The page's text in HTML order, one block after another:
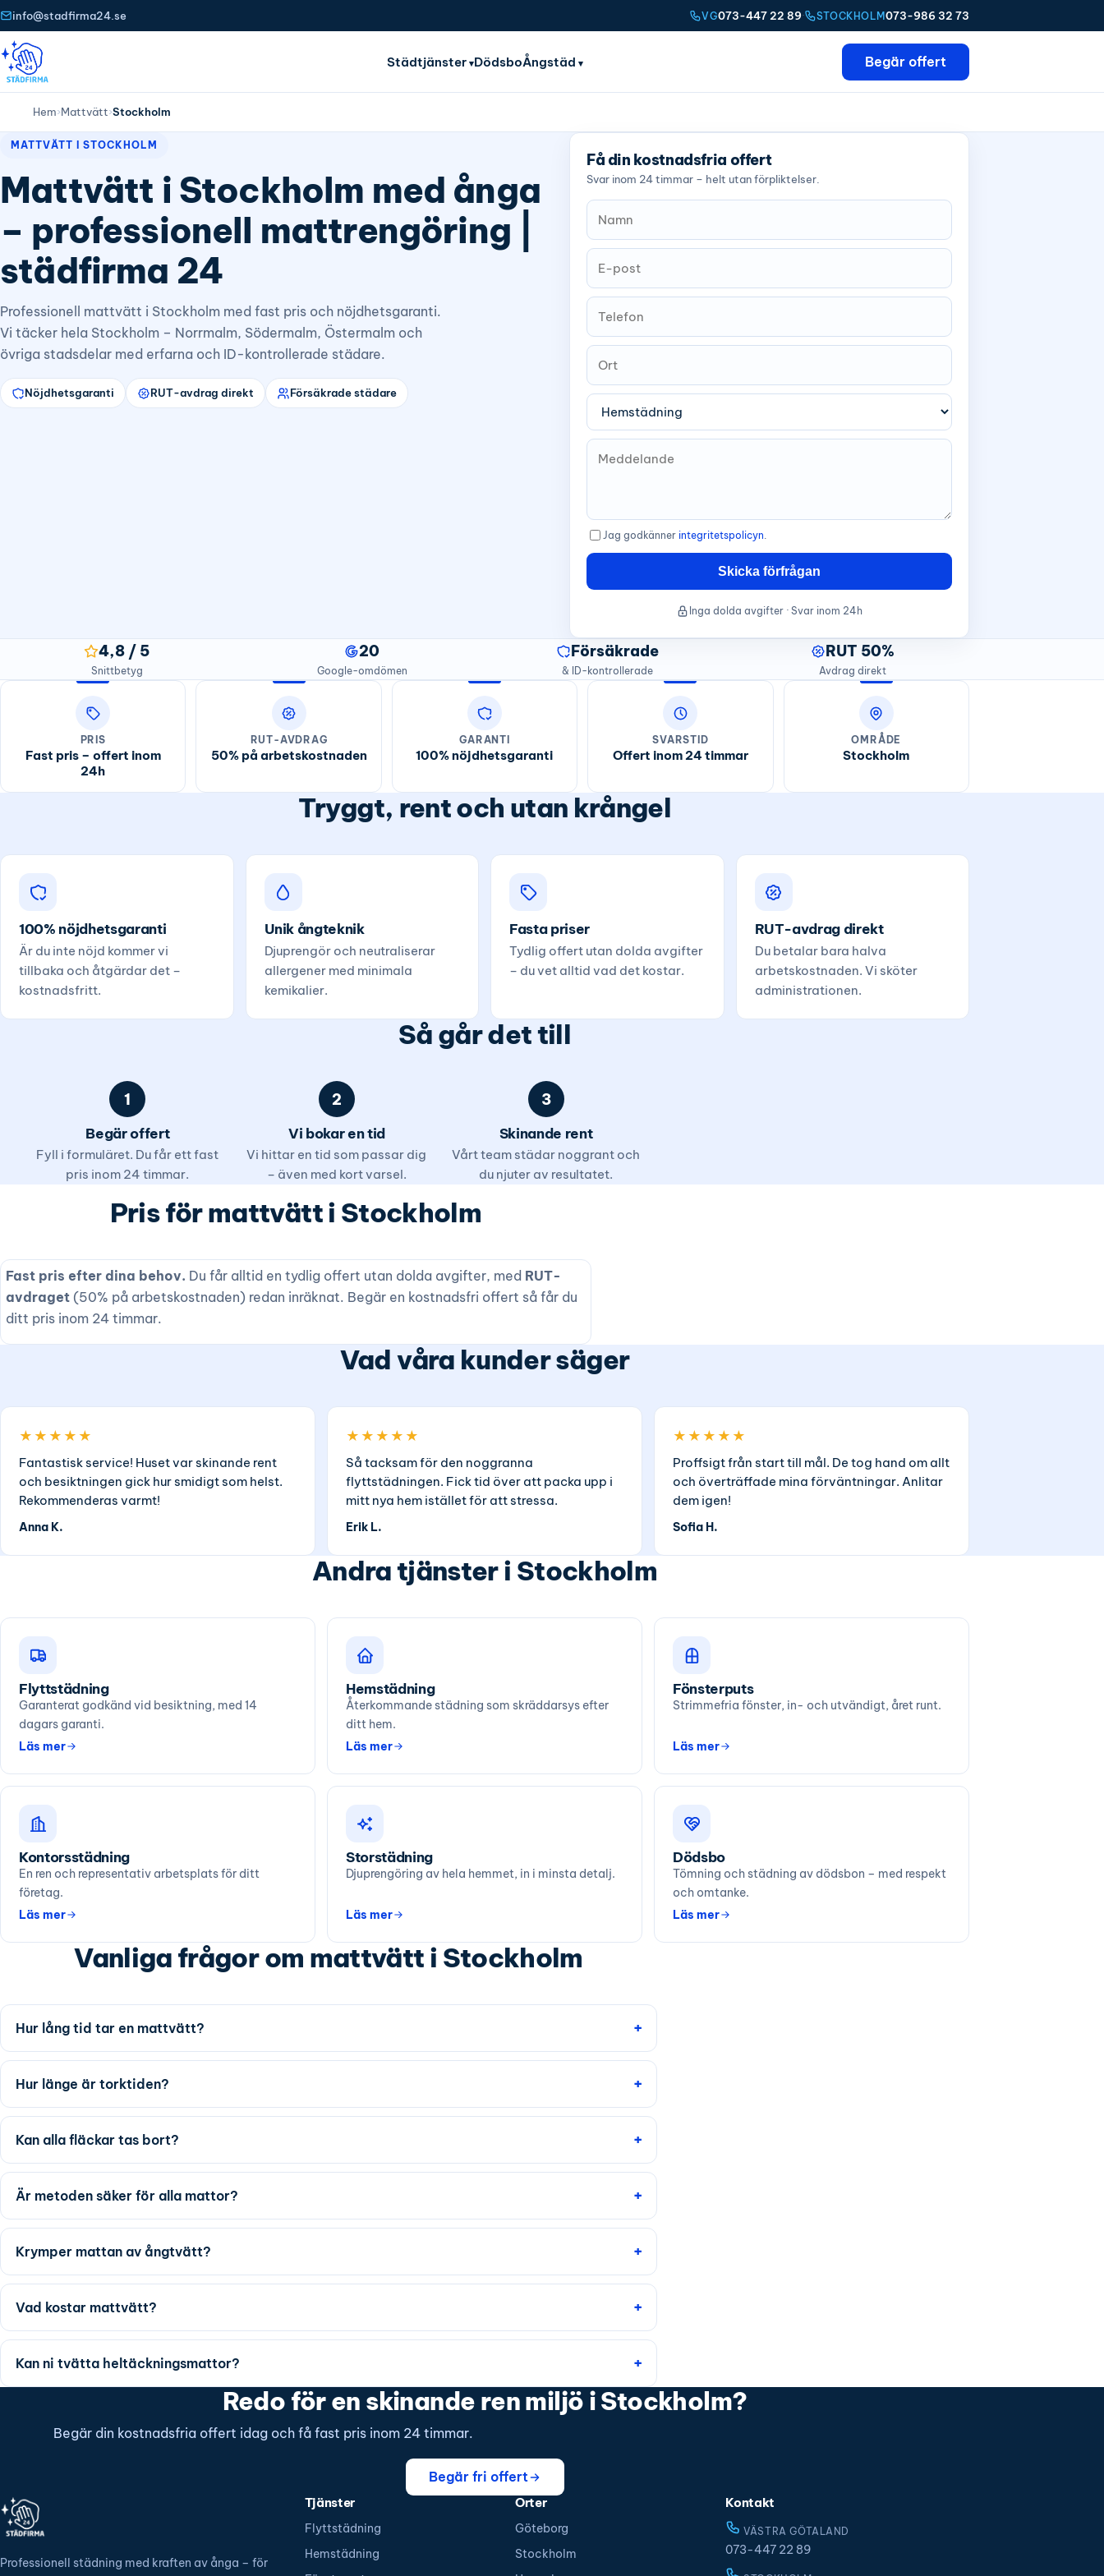
info@stadfirma24.se VG073-447 22 89· STOCKHOLM073-986 32 73
Städtjänster DödsboÅngstäd Begär offert
Hem›Mattvätt›Stockholm
MATTVÄTT I STOCKHOLM
Mattvätt i Stockholm med ånga
– professionell mattrengöring |
städfirma 24
Professionell mattvätt i Stockholm med fast pris och nöjdhetsgaranti.
Vi täcker hela Stockholm – Norrmalm, Södermalm, Östermalm och
övriga stadsdelar med erfarna och ID-kontrollerade städare.
Nöjdhetsgaranti RUT-avdrag direkt Försäkrade städare
Få din kostnadsfria offert
Svar inom 24 timmar – helt utan förpliktelser.
Jag godkänner integritetspolicyn.
Skicka förfrågan
Inga dolda avgifter · Svar inom 24h
4,8 / 5
Snittbetyg
20
Google-omdömen
Försäkrade
& ID-kontrollerade
RUT 50%
Avdrag direkt
PRIS
Fast pris – offert inom
24h
RUT-AVDRAG
50% på arbetskostnaden
GARANTI
100% nöjdhetsgaranti
SVARSTID
Offert inom 24 timmar
OMRÅDE
Stockholm
Tryggt, rent och utan krångel
100% nöjdhetsgaranti
Är du inte nöjd kommer vi
tillbaka och åtgärdar det –
kostnadsfritt.
Unik ångteknik
Djuprengör och neutraliserar
allergener med minimala
kemikalier.
Fasta priser
Tydlig offert utan dolda avgifter
– du vet alltid vad det kostar.
RUT-avdrag direkt
Du betalar bara halva
arbetskostnaden. Vi sköter
administrationen.
Så går det till
1
Begär offert
Fyll i formuläret. Du får ett fast
pris inom 24 timmar.
2
Vi bokar en tid
Vi hittar en tid som passar dig
– även med kort varsel.
3
Skinande rent
Vårt team städar noggrant och
du njuter av resultatet.
Pris för mattvätt i Stockholm
Fast pris efter dina behov. Du får alltid en tydlig offert utan dolda avgifter, med RUT-
avdraget (50% på arbetskostnaden) redan inräknat. Begär en kostnadsfri offert så får du
ditt pris inom 24 timmar.
Vad våra kunder säger
★★★★★
Fantastisk service! Huset var skinande rent
och besiktningen gick hur smidigt som helst.
Rekommenderas varmt!
Anna K.
★★★★★
Så tacksam för den noggranna
flyttstädningen. Fick tid över att packa upp i
mitt nya hem istället för att stressa.
Erik L.
★★★★★
Proffsigt från start till mål. De tog hand om allt
och överträffade mina förväntningar. Anlitar
dem igen!
Sofia H.
Andra tjänster i Stockholm
Flyttstädning
Garanterat godkänd vid besiktning, med 14
dagars garanti.
Läs mer
Hemstädning
Återkommande städning som skräddarsys efter
ditt hem.
Läs mer
Fönsterputs
Strimmefria fönster, in- och utvändigt, året runt.
Läs mer
Kontorsstädning
En ren och representativ arbetsplats för ditt
företag.
Läs mer
Storstädning
Djuprengöring av hela hemmet, in i minsta detalj.
Läs mer
Dödsbo
Tömning och städning av dödsbon – med respekt
och omtanke.
Läs mer
Vanliga frågor om mattvätt i Stockholm
Hur lång tid tar en mattvätt?
Hur länge är torktiden?
Kan alla fläckar tas bort?
Är metoden säker för alla mattor?
Krymper mattan av ångtvätt?
Vad kostar mattvätt?
Kan ni tvätta heltäckningsmattor?
Redo för en skinande ren miljö i Stockholm?
Begär din kostnadsfria offert idag och få fast pris inom 24 timmar.
Begär fri offert
Professionell städning med kraften av ånga – för
Tjänster
Flyttstädning
Hemstädning
Orter
Göteborg
Stockholm
Kontakt
VÄSTRA GÖTALAND
073-447 22 89